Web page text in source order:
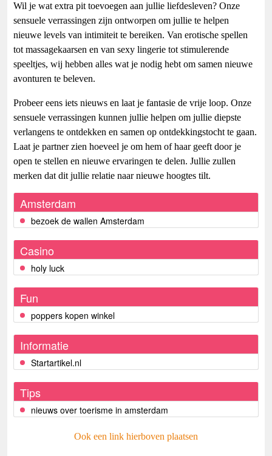
Wil je wat extra pit toevoegen aan jullie liefdesleven? Onze
sensuele verrassingen zijn ontworpen om jullie te helpen
nieuwe levels van intimiteit te bereiken. Van erotische spellen
tot massagekaarsen en van sexy lingerie tot stimulerende
speeltjes, wij hebben alles wat je nodig hebt om samen nieuwe
avonturen te beleven.
Probeer eens iets nieuws en laat je fantasie de vrije loop. Onze
sensuele verrassingen kunnen jullie helpen om jullie diepste
verlangens te ontdekken en samen op ontdekkingstocht te gaan.
Laat je partner zien hoeveel je om hem of haar geeft door je
open te stellen en nieuwe ervaringen te delen. Jullie zullen
merken dat dit jullie relatie naar nieuwe hoogtes tilt.
Amsterdam
bezoek de wallen Amsterdam
Casino
holy luck
Fun
poppers kopen winkel
Informatie
Startartikel.nl
Tips
nieuws over toerisme in amsterdam
Ook een link hierboven plaatsen